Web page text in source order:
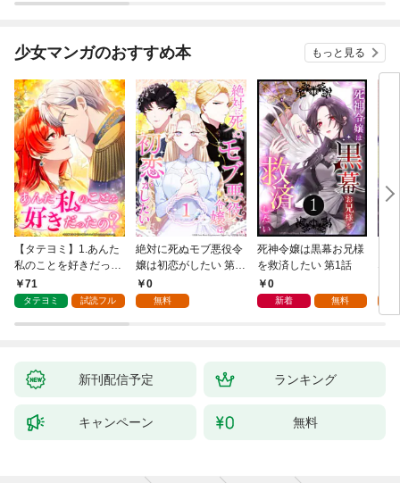
第1話
少女マンガのおすすめ本 もっと見る
【タテヨミ】1.あんた
私のことを好きだった
の？
71
タテヨミ 試読フル
絶対に死ぬモブ悪役令
嬢は初恋がしたい 第1
話0
無料
死神令嬢は黒幕お兄様
を救済したい 第1話
0
新着 無料
な
新刊配信予定 ランキング
キャンペーン 無料